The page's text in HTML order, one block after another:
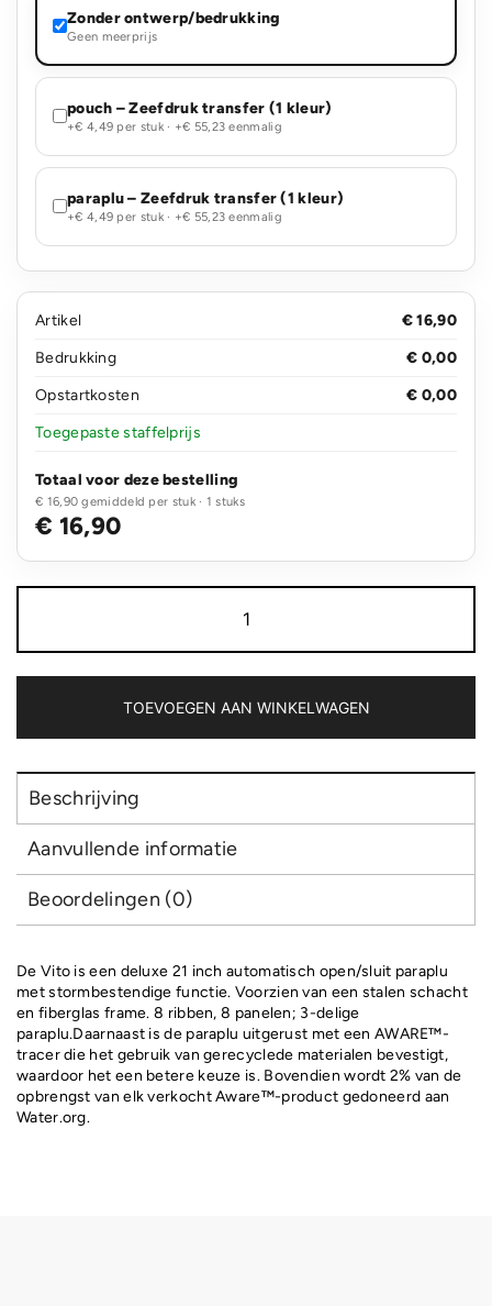
Zonder ontwerp/bedrukking
Geen meerprijs
pouch – Zeefdruk transfer (1 kleur)
+€ 4,49 per stuk · +€ 55,23 eenmalig
paraplu – Zeefdruk transfer (1 kleur)
+€ 4,49 per stuk · +€ 55,23 eenmalig
Artikel
€ 16,90
Bedrukking
€ 0,00
Opstartkosten
€ 0,00
Toegepaste staffelprijs
Totaal voor deze bestelling
€ 16,90 gemiddeld per stuk · 1 stuks
€ 16,90
Peak
RPET
21
auto
TOEVOEGEN AAN WINKELWAGEN
Beschrijving
Aanvullende informatie
Beoordelingen (0)
De Vito is een deluxe 21 inch automatisch open/sluit paraplu
met stormbestendige functie. Voorzien van een stalen schacht
en fiberglas frame. 8 ribben, 8 panelen; 3-delige
paraplu.Daarnaast is de paraplu uitgerust met een AWARE™-
tracer die het gebruik van gerecyclede materialen bevestigt,
waardoor het een betere keuze is. Bovendien wordt 2% van de
opbrengst van elk verkocht Aware™-product gedoneerd aan
Water.org.